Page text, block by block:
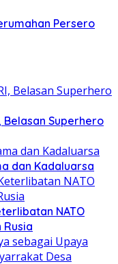
Persero
Belasan Superhero
dan Kadaluarsa
NATO